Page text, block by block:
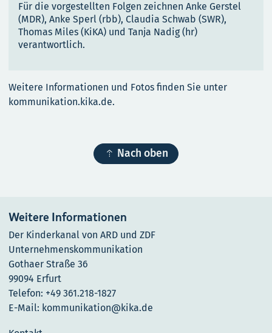
Für die vorgestellten Folgen zeichnen Anke Gerstel
(MDR), Anke Sperl (rbb), Claudia Schwab (SWR),
Thomas Miles (KiKA) und Tanja Nadig (hr)
verantwortlich.
Weitere Informationen und Fotos finden Sie unter
kommunikation.kika.de.
 Nach oben
Weitere Informationen
Der Kinderkanal von ARD und ZDF
Unternehmenskommunikation
Gothaer Straße 36
99094 Erfurt
Telefon: +49 361.218-1827
E-Mail: kommunikation@kika.de